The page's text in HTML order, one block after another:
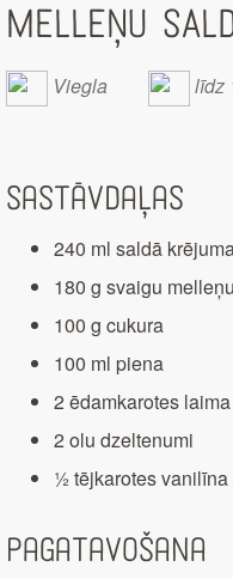
MELLEŅU
Viegla līdz
Sastāvdaļas
240 ml saldā
180 g svaigu melleņu
100 g cukura
100 ml piena
2 ēdamkarotes
2 olu dzeltenumi
½ tējkarotes vanilīna
Pagatavošana